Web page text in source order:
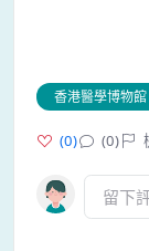
香港醫學博物館
(0) (0)